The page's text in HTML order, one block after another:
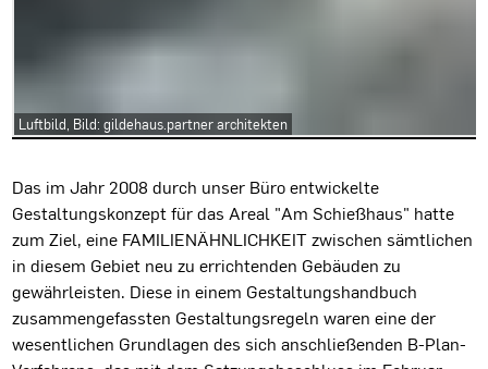
Luftbild, Bild: gildehaus.partner architekten
Das im Jahr 2008 durch unser Büro entwickelte
Gestaltungskonzept für das Areal "Am Schießhaus" hatte
zum Ziel, eine FAMILIENÄHNLICHKEIT zwischen sämtlichen
in diesem Gebiet neu zu errichtenden Gebäuden zu
gewährleisten. Diese in einem Gestaltungshandbuch
zusammengefassten Gestaltungsregeln waren eine der
wesentlichen Grundlagen des sich anschließenden B-Plan-